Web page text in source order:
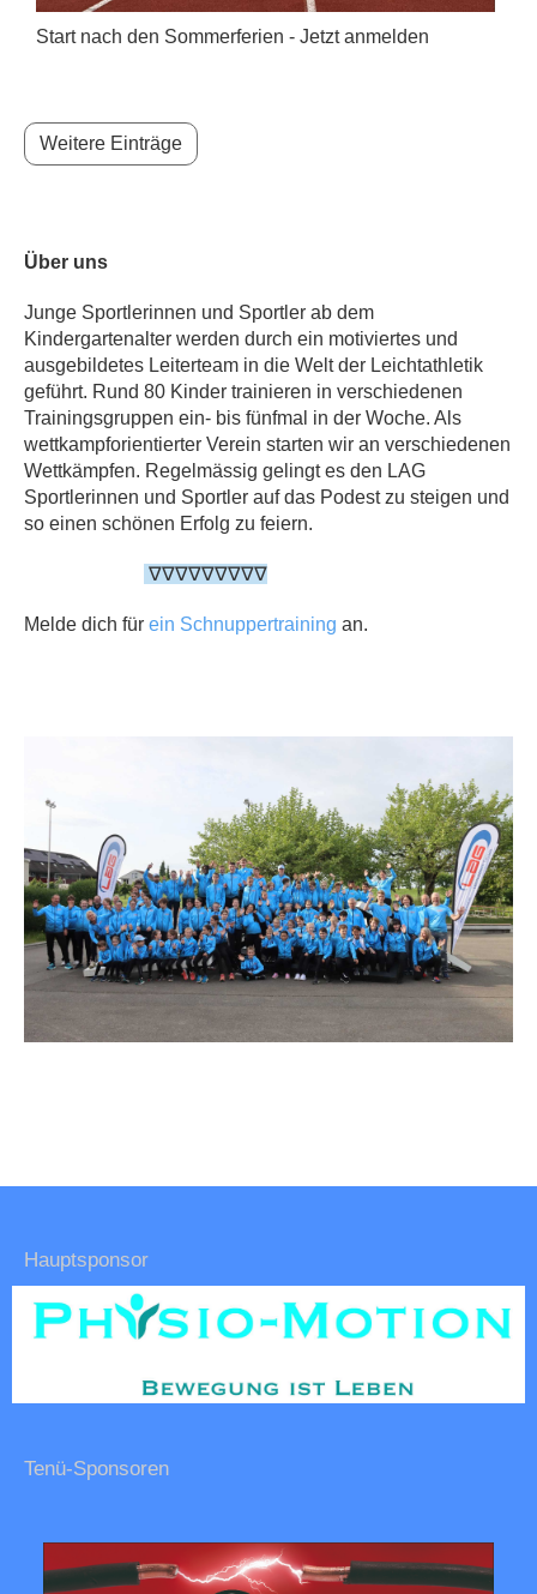
Start nach den Sommerferien - Jetzt anmelden
Weitere Einträge
Über uns
Junge Sportlerinnen und Sportler ab dem
Kindergartenalter werden durch ein motiviertes und
ausgebildetes Leiterteam in die Welt der Leichtathletik
geführt. Rund 80 Kinder trainieren in verschiedenen
Trainingsgruppen ein- bis fünfmal in der Woche. Als
wettkampforientierter Verein starten wir an verschiedenen
Wettkämpfen. Regelmässig gelingt es den LAG
Sportlerinnen und Sportler auf das Podest zu steigen und
so einen schönen Erfolg zu feiern.
∇∇∇∇∇∇∇∇∇
Melde dich für ein Schnuppertraining an.
Hauptsponsor
Tenü-Sponsoren